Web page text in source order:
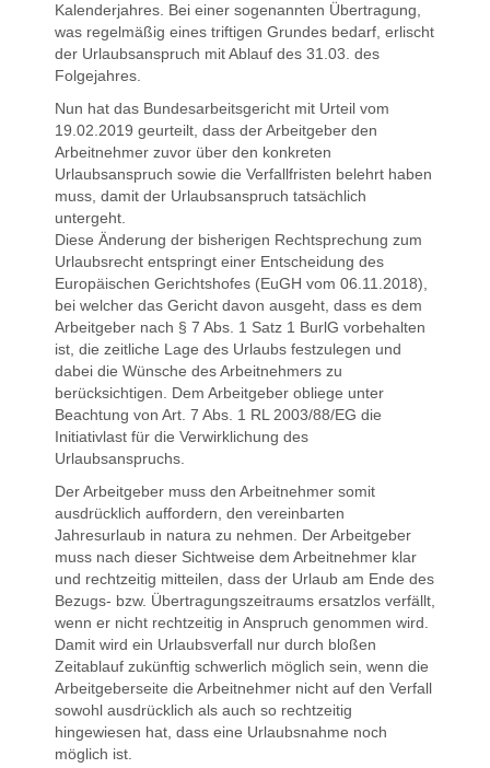
Kalenderjahres. Bei einer sogenannten Übertragung,
was regelmäßig eines triftigen Grundes bedarf, erlischt
der Urlaubsanspruch mit Ablauf des 31.03. des
Folgejahres.
Nun hat das Bundesarbeitsgericht mit Urteil vom
19.02.2019 geurteilt, dass der Arbeitgeber den
Arbeitnehmer zuvor über den konkreten
Urlaubsanspruch sowie die Verfallfristen belehrt haben
muss, damit der Urlaubsanspruch tatsächlich
untergeht.
Diese Änderung der bisherigen Rechtsprechung zum
Urlaubsrecht entspringt einer Entscheidung des
Europäischen Gerichtshofes (EuGH vom 06.11.2018),
bei welcher das Gericht davon ausgeht, dass es dem
Arbeitgeber nach § 7 Abs. 1 Satz 1 BurlG vorbehalten
ist, die zeitliche Lage des Urlaubs festzulegen und
dabei die Wünsche des Arbeitnehmers zu
berücksichtigen. Dem Arbeitgeber obliege unter
Beachtung von Art. 7 Abs. 1 RL 2003/88/EG die
Initiativlast für die Verwirklichung des
Urlaubsanspruchs.
Der Arbeitgeber muss den Arbeitnehmer somit
ausdrücklich auffordern, den vereinbarten
Jahresurlaub in natura zu nehmen. Der Arbeitgeber
muss nach dieser Sichtweise dem Arbeitnehmer klar
und rechtzeitig mitteilen, dass der Urlaub am Ende des
Bezugs- bzw. Übertragungszeitraums ersatzlos verfällt,
wenn er nicht rechtzeitig in Anspruch genommen wird.
Damit wird ein Urlaubsverfall nur durch bloßen
Zeitablauf zukünftig schwerlich möglich sein, wenn die
Arbeitgeberseite die Arbeitnehmer nicht auf den Verfall
sowohl ausdrücklich als auch so rechtzeitig
hingewiesen hat, dass eine Urlaubsnahme noch
möglich ist.